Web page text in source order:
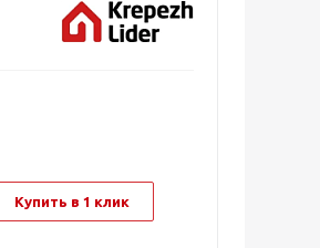
Купить в 1 клик